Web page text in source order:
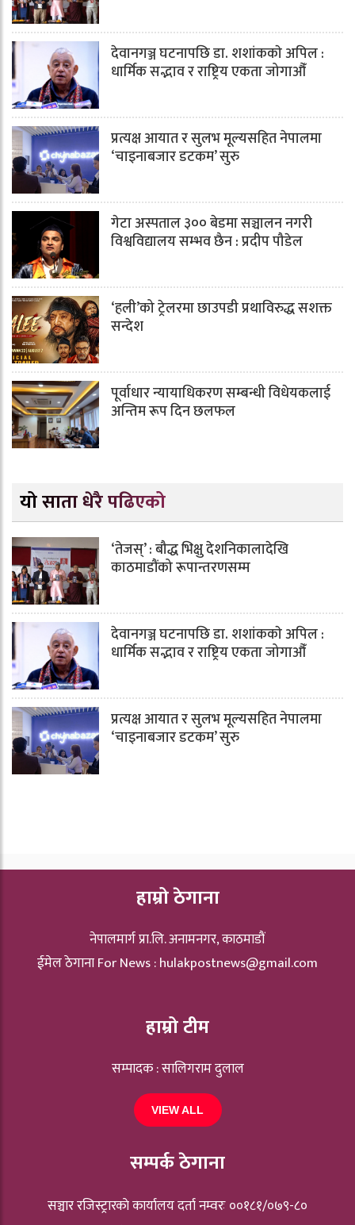
देवानगञ्ज घटनापछि डा. शशांककाे अपिल :
धार्मिक सद्भाव र राष्ट्रिय एकता जोगाऔँ
प्रत्यक्ष आयात र सुलभ मूल्यसहित नेपालमा
‘चाइनाबजार डटकम’ सुरु
गेटा अस्पताल ३०० बेडमा सञ्चालन नगरी
विश्वविद्यालय सम्भव छैन : प्रदीप पौडेल
‘हली’को ट्रेलरमा छाउपडी प्रथाविरुद्ध सशक्त
सन्देश
पूर्वाधार न्यायाधिकरण सम्बन्धी विधेयकलाई
अन्तिम रूप दिन छलफल
यो साता धेरै पढिएको
‘तेजस्’ : बौद्ध भिक्षु देशनिकालादेखि
काठमाडौंको रूपान्तरणसम्म
देवानगञ्ज घटनापछि डा. शशांककाे अपिल :
धार्मिक सद्भाव र राष्ट्रिय एकता जोगाऔँ
प्रत्यक्ष आयात र सुलभ मूल्यसहित नेपालमा
‘चाइनाबजार डटकम’ सुरु
हाम्रो ठेगाना
नेपालमार्ग प्रा.लि. अनामनगर, काठमाडौं
ईमेल ठेगाना For News :hulakpostnews@gmail.com
हाम्रो टीम
सम्पादक : सालिगराम दुलाल
VIEW ALL
सम्पर्क ठेगाना
सञ्चार रजिस्ट्रारकाे कार्यालय दर्ता नम्वरः ००१८१/०७९-८०